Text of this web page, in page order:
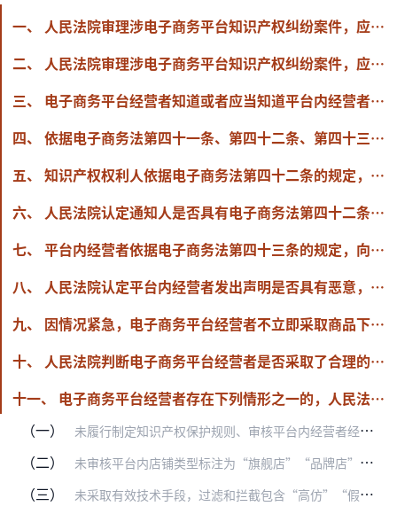
一、 人民法院审理涉电子商务平台知识产权纠纷案件，应当坚持严格保护知识产权的原则，依法惩治通过电子商务平台提供假冒、盗版等侵权商品或者服务的行为，积极引导当事人遵循诚实信用原则，依法正当行使权利，并妥善处理好知识产权权利人、电子商务平台经营者、平台内经营者等各方主体之间的关系。
二、 人民法院审理涉电子商务平台知识产权纠纷案件，应当依照《中华人民共和国电子商务法》（以下简称电子商务法）第九条的规定，认定有关当事人是否属于电子商务平台经营者或者平台内经营者。
三、 电子商务平台经营者知道或者应当知道平台内经营者侵害知识产权的，应当根据权利的性质、侵权的具体情形和技术条件，以及构成侵权的初步证据、服务类型，及时采取必要措施。采取的必要措施应当遵循合理审慎的原则，包括但不限于删除、屏蔽、断开链接等下架措施。平台内经营者多次、故意侵害知识产权的，电子商务平台经营者有权采取终止交易和服务的措施。
四、 依据电子商务法第四十一条、第四十二条、第四十三条的规定，电子商务平台经营者可以根据知识产权权利类型、商品或者服务的特点等，制定平台内通知与声明机制的具体执行措施。但是，有关措施不能对当事人依法维护权利的行为设置不合理的条件或者障碍。
五、 知识产权权利人依据电子商务法第四十二条的规定，向电子商务平台经营者发出的通知一般包括：知识产权权利证明及权利人的真实身份信息；能够实现准确定位的被诉侵权商品或者服务信息；构成侵权的初步证据；通知真实性的书面保证等。通知应当采取书面形式。
六、 人民法院认定通知人是否具有电子商务法第四十二条第三款所称的“恶意”，可以考量下列因素：提交伪造、变造的权利证明；提交虚假侵权对比的鉴定意见、专家意见；明知权利状态不稳定仍发出通知；明知通知错误仍不及时撤回或者更正；反复提交错误通知等。
七、 平台内经营者依据电子商务法第四十三条的规定，向电子商务平台经营者提交的不存在侵权行为的声明一般包括：平台内经营者的真实身份信息；能够实现准确定位、要求终止必要措施的商品或者服务信息；权属证明、授权证明等不存在侵权行为的初步证据；声明真实性的书面保证等。声明应当采取书面形式。
八、 人民法院认定平台内经营者发出声明是否具有恶意，可以考量下列因素：提供伪造或者无效的权利证明、授权证明；声明包含虚假信息或者具有明显误导性；通知已经附有认定侵权的生效裁判或者行政处理决定，仍发出声明；明知声明内容错误，仍不及时撤回或者更正等。
九、 因情况紧急，电子商务平台经营者不立即采取商品下架等措施将会使其合法利益受到难以弥补的损害的，知识产权权利人可以依据《中华人民共和国民事诉讼法》第一百条、第一百零一条的规定，向人民法院申请采取保全措施。
十、 人民法院判断电子商务平台经营者是否采取了合理的措施，可以考量下列因素：构成侵权的初步证据；侵权成立的可能性；侵权行为的影响范围；侵权行为的具体情节，包括是否存在恶意侵权、重复侵权情形；防止损害扩大的有效性；对平台内经营者利益可能的影响；电子商务平台的服务类型和技术条件等。
十一、 电子商务平台经营者存在下列情形之一的，人民法院可以认定其“应当知道”侵权行为的存在：
（一）
未履行制定知识产权保护规则、审核平台内经营者经营资质等法定义务；
（二） 未审核平台内店铺类型标注为“旗舰店”“品牌店”等字样的经营者的权利证明；
（三） 未采取有效技术手段，过滤和拦截包含“高仿”“假货”等字样的侵权商品链接、被投诉成立后再次上架的侵权商品链接；